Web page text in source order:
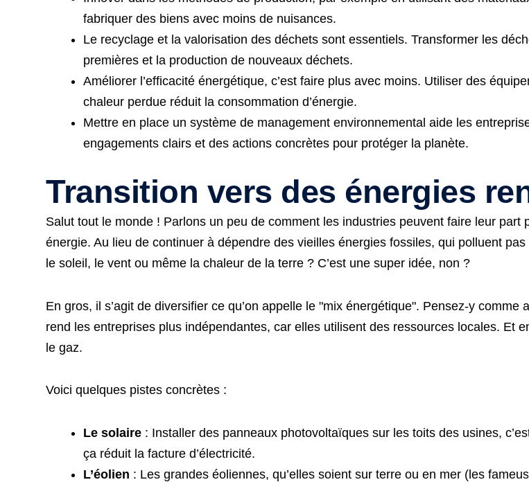
fabriquer des biens avec moins de nuisances.
Le recyclage et la valorisation des déchets sont essentiels. Transformer les
premières et la production de nouveaux déchets.
Améliorer l’efficacité énergétique, c’est faire plus avec moins. Utiliser des
chaleur perdue réduit la consommation d’énergie.
Mettre en place un système de management environnemental aide les
engagements clairs et des actions concrètes pour protéger la planète.
Transition vers des énergies
Salut tout le monde ! Parlons un peu de comment les industries peuvent faire leur part
énergie. Au lieu de continuer à dépendre des vieilles énergies fossiles, qui polluent
le soleil, le vent ou même la chaleur de la terre ? C’est une super idée, non ?
En gros, il s’agit de diversifier ce qu’on appelle le "mix énergétique". Pensez-y
rend les entreprises plus indépendantes, car elles utilisent des ressources locales. Et
le gaz.
Voici quelques pistes concrètes :
Le solaire : Installer des panneaux photovoltaïques sur les toits des usines,
ça réduit la facture d’électricité.
L’éolien : Les grandes éoliennes, qu’elles soient sur terre ou en mer (les